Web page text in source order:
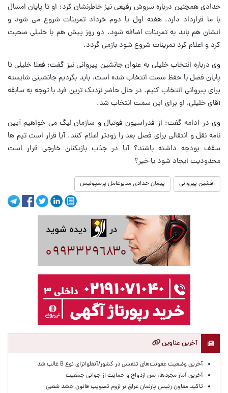
حدادی همچنین درباره سروش رفیعی نیز خاطرنشان کرد: او تا پایان امسال
با ما قرارداد دارد. هفته اول یا دوم خرداد تمرینات شروع می شود و
ایشان هم باید به تمرینات اضافه شود. دو روز پیش هم با خلیلی صحبت
کرد و اعلام کرد تمرینات شروع شود بازمی گردد.
وی درباره انتخاب خلیلی به عنوان جانشین پیروانی نیز گفت: فعلا خلیلی تا
پایان فصل با حفظ سمت انتخاب شده است. باید بگردیم جانشینی شایسته
برای پیروانی انتخاب کنیم. در حال حاضر نزدیک ترین فرد با توجه به سابقه
آقای خلیلی، او برای این سمت انتخاب شد.
وی در ادامه گفت: از فدراسیون فوتبال و سازمان لیگ می خواهیم آیین
نامه نقل و انتقالی برای فصل بعد را زودتر اعلام کنند. آیا قرار است تیم ها
سقف بودجه داشته باشند؟ آیا در جذب بازیکنان خارجی قرار است
محدودیت ایجاد شود یا خیر؟
افشین پیروانی پیمان حدادی مدیرعامل پرسپولیس
آخرین عناوین
آخرین وضعیت عفونت‌های تنفسی در کشور/آنفلوانزای نوع B غالب شد
آخرین آمار مجردها، سن ازدواج و حمایت از جوانی جمعیت
تاکید معاون رئیس پارلمان عراق بر لزوم تصویب قانون حشد شعبی